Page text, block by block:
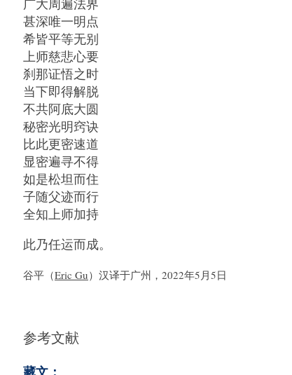
广大周遍法界
甚深唯一明点
希皆平等无别
上师慈悲心要
刹那证悟之时
当下即得解脱
不共阿底大圆
秘密光明窍诀
比此更密速道
显密遍寻不得
如是松坦而住
子随父迹而行
全知上师加持
此乃任运而成。
谷平（Eric Gu）汉译于广州，2022年5月5日
参考文献